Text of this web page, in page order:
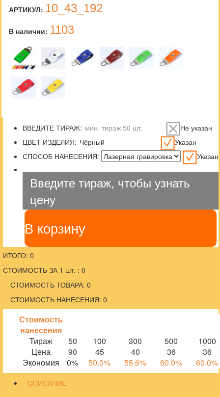
АРТИКУЛ: 10_43_192
В наличии: 1103
ВВЕДИТЕ ТИРАЖ:
Не указан
ЦВЕТ ИЗДЕЛИЯ:
Указан
СПОСОБ НАНЕСЕНИЯ:
Указан
Введите тираж, чтобы узнать
цену
В корзину
ИТОГО: 0
СТОИМОСТЬ ЗА 1 шт. : 0
СТОИМОСТЬ ТОВАРА: 0
СТОИМОСТЬ НАНЕСЕНИЯ: 0
Стоимость
нанесения
Тираж
50 100 300 500
1000
Цена
90 45 40 36
36
Экономия
0% 50.0% 55.6% 60.0% 60.0%
ОПИСАНИЕ